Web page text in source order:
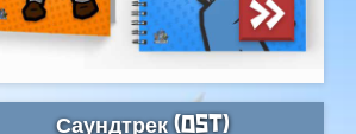
Саундтрек (OST)